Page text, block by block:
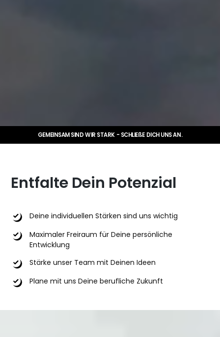
GEMEINSAM SIND WIR STARK - SCHLIEßE DICH UNS AN.
Entfalte Dein Potenzial
Deine individuellen Stärken sind uns wichtig
Maximaler Freiraum für Deine persönliche
Entwicklung
Stärke unser Team mit Deinen Ideen
Plane mit uns Deine berufliche Zukunft